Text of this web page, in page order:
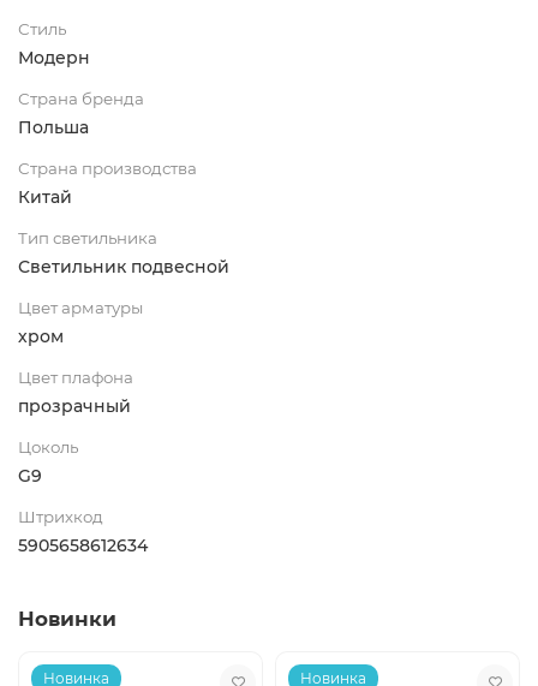
Стиль
Модерн
Страна бренда
Польша
Страна производства
Китай
Тип светильника
Светильник подвесной
Цвет арматуры
хром
Цвет плафона
прозрачный
Цоколь
G9
Штрихкод
5905658612634
Новинки
Новинка Новинка